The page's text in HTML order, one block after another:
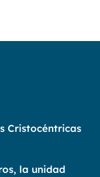
Cristocéntricas
la unidad